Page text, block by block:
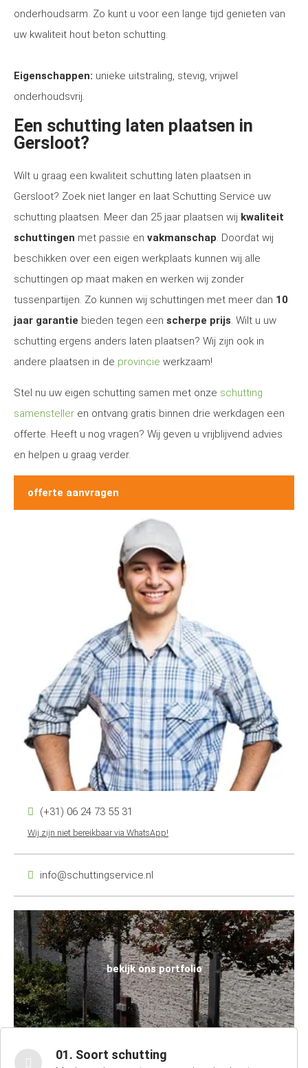
onderhoudsarm. Zo kunt u voor een lange tijd genieten van
uw kwaliteit hout beton schutting.
Eigenschappen: unieke uitstraling, stevig, vrijwel
onderhoudsvrij.
Een schutting laten plaatsen in
Gersloot?
Wilt u graag een kwaliteit schutting laten plaatsen in
Gersloot? Zoek niet langer en laat Schutting Service uw
schutting plaatsen. Meer dan 25 jaar plaatsen wij kwaliteit
schuttingen met passie en vakmanschap. Doordat wij
beschikken over een eigen werkplaats kunnen wij alle
schuttingen op maat maken en werken wij zonder
tussenpartijen. Zo kunnen wij schuttingen met meer dan 10
jaar garantie bieden tegen een scherpe prijs. Wilt u uw
schutting ergens anders laten plaatsen? Wij zijn ook in
andere plaatsen in de provincie werkzaam!
Stel nu uw eigen schutting samen met onze schutting
samensteller en ontvang gratis binnen drie werkdagen een
offerte. Heeft u nog vragen? Wij geven u vrijblijvend advies
en helpen u graag verder.
offerte aanvragen
(+31) 06 24 73 55 31
Wij zijn niet bereikbaar via WhatsApp!
info@schuttingservice.nl
bekijk ons portfolio
01. Soort schutting